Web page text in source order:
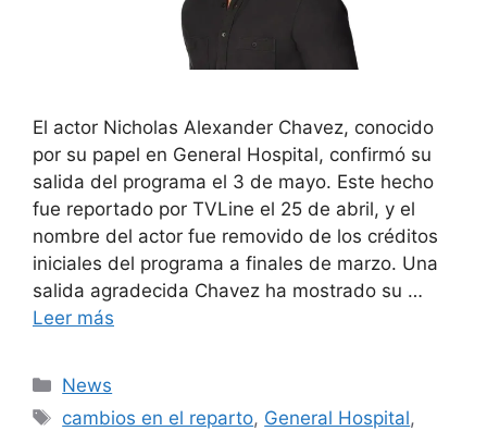
El actor Nicholas Alexander Chavez, conocido
por su papel en General Hospital, confirmó su
salida del programa el 3 de mayo. Este hecho
fue reportado por TVLine el 25 de abril, y el
nombre del actor fue removido de los créditos
iniciales del programa a finales de marzo. Una
salida agradecida Chavez ha mostrado su …
Leer más
Categorías
News
Etiquetas
cambios en el reparto, General Hospital,